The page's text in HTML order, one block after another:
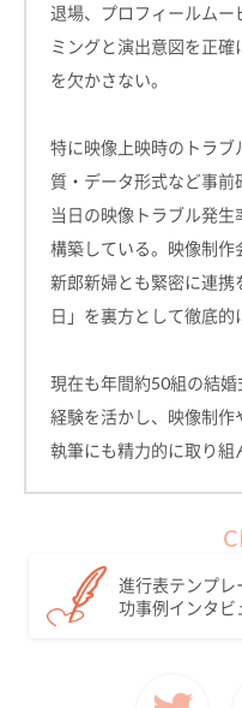
退場、プロフィールムー
ミングと演出意図を正
を欠かさない。
特に映像上映時のトラブ
質・データ形式など事
当日の映像トラブル発
構築している。映像制作
新郎新婦とも緊密に連
日」を裏方として徹底的
現在も年間約50組の結
経験を活かし、映像制作
執筆にも精力的に取り組
進行表テンプレ
功事例インタビ